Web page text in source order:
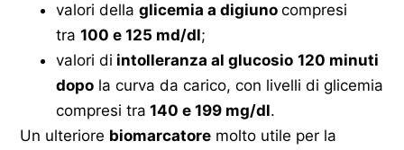
valori della glicemia a digiuno compresi
tra 100 e 125 md/dl;
valori di intolleranza al glucosio 120 minuti
dopo la curva da carico, con livelli di glicemia
compresi tra 140 e 199 mg/dl.
Un ulteriore biomarcatore molto utile per la